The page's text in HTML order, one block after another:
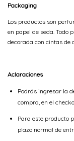
Packaging
Los productos son
en papel de seda. Todo
decorada con cintas de
Aclaraciones
Podrás ingresar la
compra, en el
Para este producto
plazo normal de